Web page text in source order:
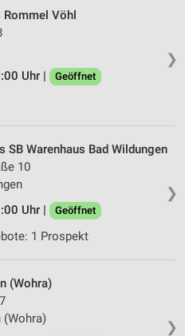
❯
Rommel Vöhl
Uhr |
Geöffnet
❯
SB Warenhaus Bad Wildungen
10
Uhr |
Geöffnet
1 Prospekt
❯
(Wohra)
(Wohra)